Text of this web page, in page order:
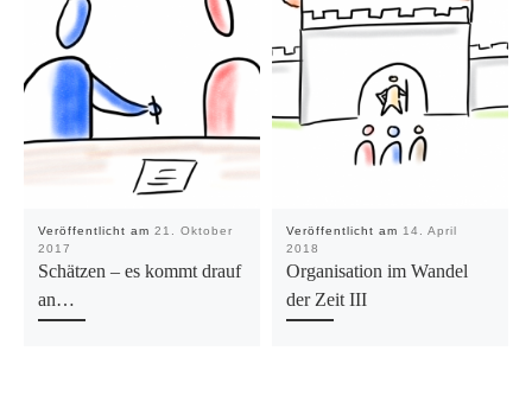
Veröffentlicht am 21. Oktober
2017
Schätzen – es kommt drauf
an…
Veröffentlicht am 14. April
2018
Organisation im Wandel
der Zeit III